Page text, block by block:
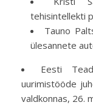
tehisintellekti
Tauno
ülesannete
Eesti
uurimistööde
valdkonnas, 26.